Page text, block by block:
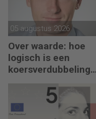
05 augustus 2026
Over waarde: hoe
logisch is een
koersverdubbeling